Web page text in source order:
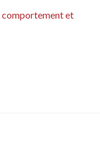
comportement et